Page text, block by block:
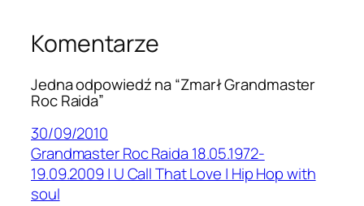
Komentarze
Jedna odpowiedź na “Zmarł Grandmaster
Roc Raida”
30/09/2010
Grandmaster Roc Raida 18.05.1972-
19.09.2009 | U Call That Love | Hip Hop with
soul